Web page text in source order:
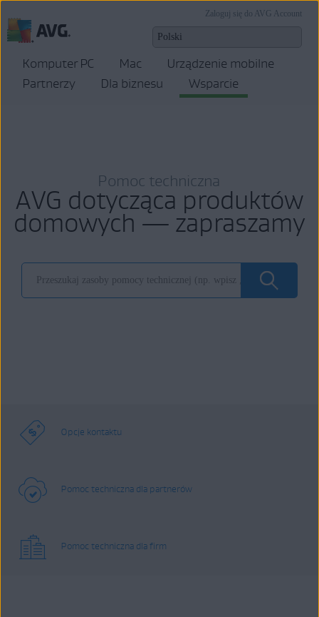
Zaloguj się do AVG Account
Komputer PC Mac
Urządzenie mobilne
Partnerzy
Dla biznesu Wsparcie
Pomoc techniczna
AVG dotycząca produktów
domowych — zapraszamy
Opcje kontaktu
Pomoc techniczna dla partnerów
Pomoc techniczna dla firm